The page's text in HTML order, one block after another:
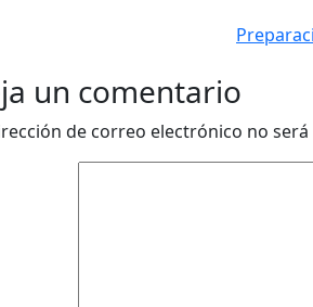
un comentario
de correo electrónico no será